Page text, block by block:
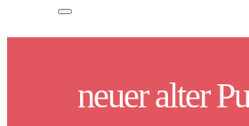
neuer alter